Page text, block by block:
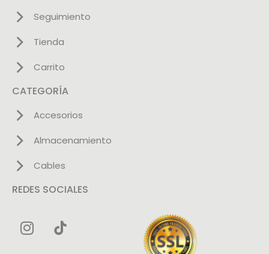
Seguimiento
Tienda
Carrito
CATEGORÍA
Accesorios
Almacenamiento
Cables
REDES SOCIALES